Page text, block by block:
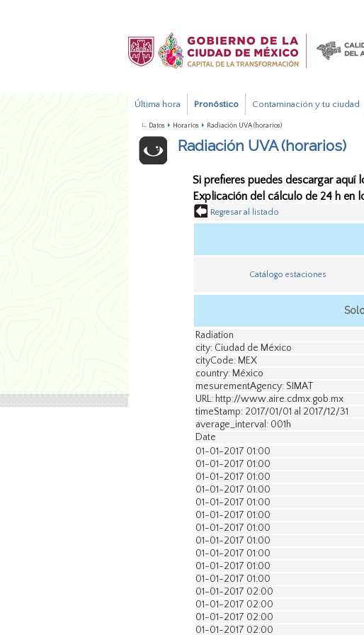
Última hora Pronóstico Contaminación y tu ciudad
Datos Horarios Radiación UVA (horarios)
Radiación UVA (horarios)
Si prefieres puedes descargar aquí
Explicación del cálculo de 24 h en
Regresar al listado
Catálogo estaciones
Radiation
city: Ciudad de México
cityCode: MEX
country: México
mesurementAgency: SIMAT
URL: http://www.aire.cdmx.gob.mx
timeStamp: 2017/01/01 al 2017/12/31
average_interval: 001h
Date
01-01-2017 01:00
01-01-2017 01:00
01-01-2017 01:00
01-01-2017 01:00
01-01-2017 01:00
01-01-2017 01:00
01-01-2017 01:00
01-01-2017 01:00
01-01-2017 01:00
01-01-2017 01:00
01-01-2017 01:00
01-01-2017 02:00
01-01-2017 02:00
01-01-2017 02:00
01-01-2017 02:00